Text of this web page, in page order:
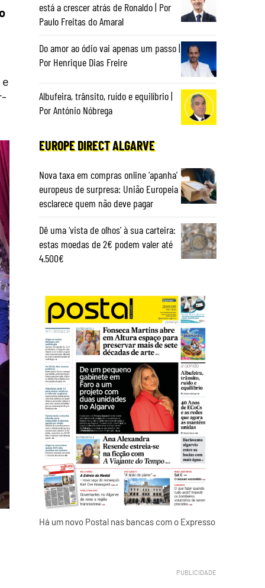
está a crescer atrás de Ronaldo | Por
Paulo Freitas do Amaral
Do amor ao ódio vai apenas um passo |
Por Henrique Dias Freire
Albufeira, trânsito, ruído e equilíbrio |
Por António Nóbrega
EUROPE DIRECT ALGARVE
Nova taxa em compras online ‘apanha’
europeus de surpresa: União Europeia
esclarece quem não deve pagar
Dê uma ‘vista de olhos’ à sua carteira:
estas moedas de 2€ podem valer até
4.500€
Há um novo Postal nas bancas com o Expresso